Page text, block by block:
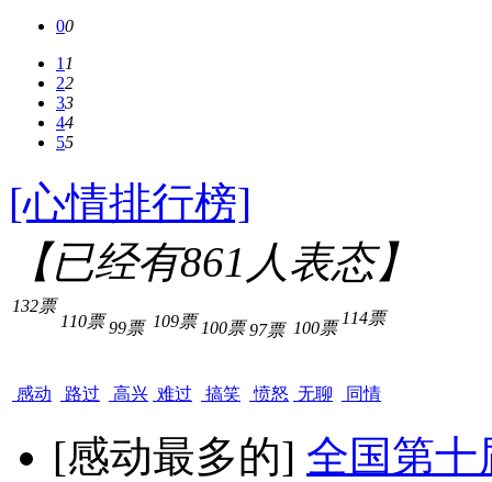
00
11
22
33
44
55
[心情排行榜]
【已经有861 人表态】
132票
感动
110票
路过
99票
高兴
109票
难过
100票
搞笑
97票
愤怒
100票
无聊
114票
同情
[感动最多的] 全国第十